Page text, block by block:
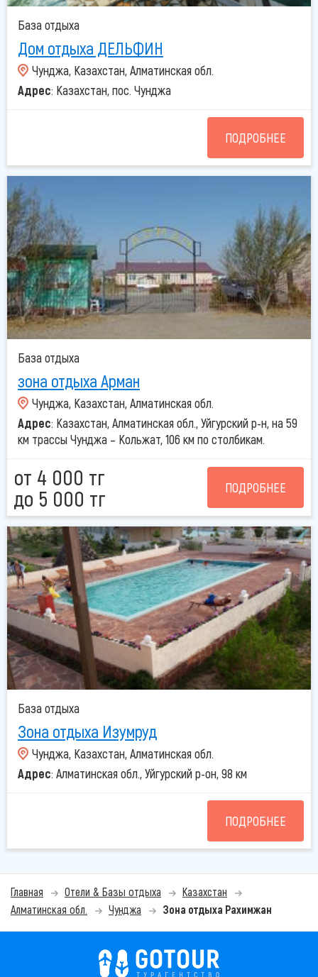
База отдыха
Дом отдыха ДЕЛЬФИН
Чунджа, Казахстан, Алматинская обл.
Адрес: Казахстан, пос. Чунджа
ПОДРОБНЕЕ
База отдыха
зона отдыха Арман
Чунджа, Казахстан, Алматинская обл.
Адрес: Казахстан, Алматинская обл., Уйгурский р-н, на 59
км трассы Чунджа – Кольжат, 106 км по столбикам.
от 4 000 тг
до 5 000 тг
ПОДРОБНЕЕ
База отдыха
Зона отдыха Изумруд
Чунджа, Казахстан, Алматинская обл.
Адрес: Алматинская обл., Уйгурский р-он, 98 км
ПОДРОБНЕЕ
Главная Отели & Базы отдыха
Казахстан
Алматинская обл.
Чунджа Зона отдыха Рахимжан